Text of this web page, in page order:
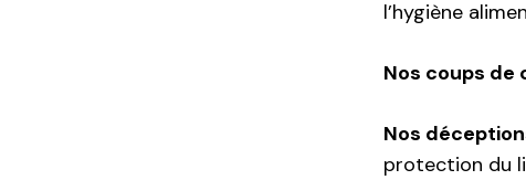
l’hygiène
Nos coups de
Nos
protection du